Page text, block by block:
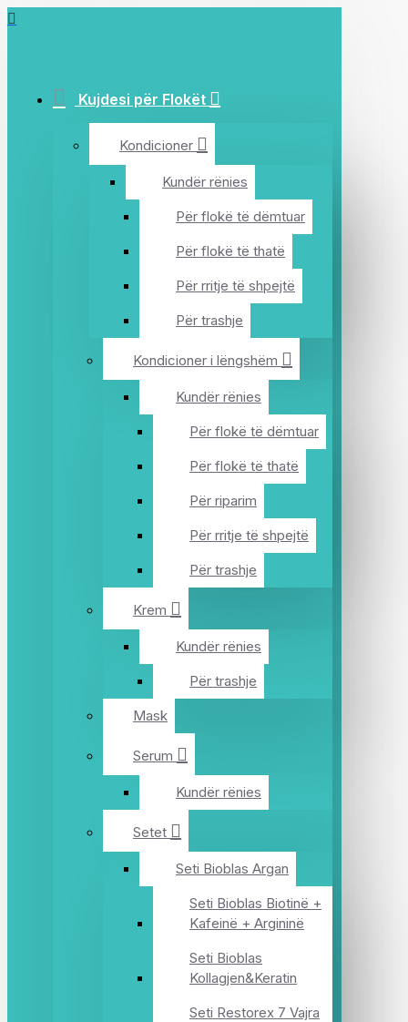
Kujdesi për Flokët
Kondicioner
Kundër rënies
Për flokë të dëmtuar
Për flokë të thatë
Për rritje të shpejtë
Për trashje
Kondicioner i lëngshëm
Kundër rënies
Për flokë të dëmtuar
Për flokë të thatë
Për riparim
Për rritje të shpejtë
Për trashje
Krem
Kundër rënies
Për trashje
Mask
Serum
Kundër rënies
Setet
Seti Bioblas Argan
Seti Bioblas Biotinë +
Kafeinë + Argininë
Seti Bioblas
Kollagjen&Keratin
Seti Restorex 7 Vajra